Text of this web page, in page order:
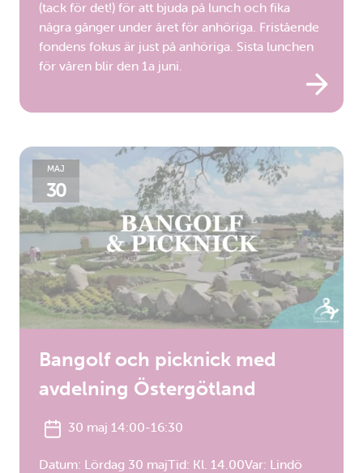
(tack för det!) för att bjuda på lunch och fika
några gånger under året för anhöriga. Fristående
fondens fokus är just på anhöriga. Sista lunchen
för våren blir den 1a juni.
MAJ
30
Bangolf och picknick med
avdelning Östergötland
30 maj 14:00-16:30
Datum: Lördag 30 majTid: Kl. 14.00Var: Lindö